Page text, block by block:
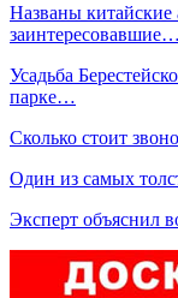
Названы
заинтересовавшие…
Усадьба
парке…
Сколько стоит
Один из самых
Эксперт объяснил